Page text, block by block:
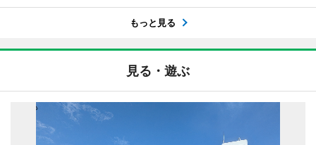
もっと見る
見る・遊ぶ